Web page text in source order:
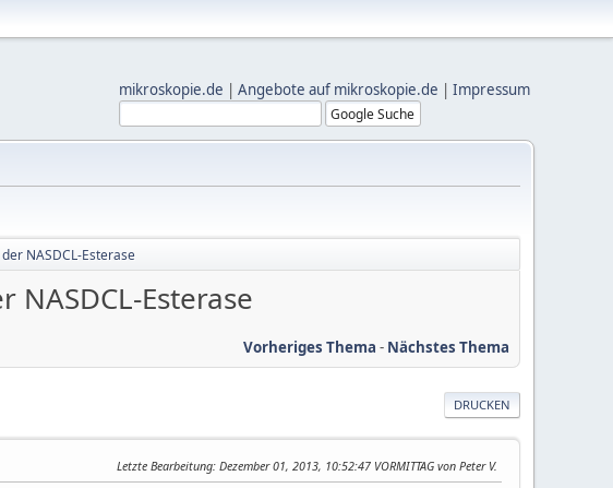
mikroskopie.de | Angebote auf mikroskopie.de | Impressum
NASDCL-Esterase
Esterase
Vorheriges Thema - Nächstes Thema
DRUCKEN
Letzte Bearbeitung: Dezember 01, 2013, 10:52:47 VORMITTAG von Peter V.